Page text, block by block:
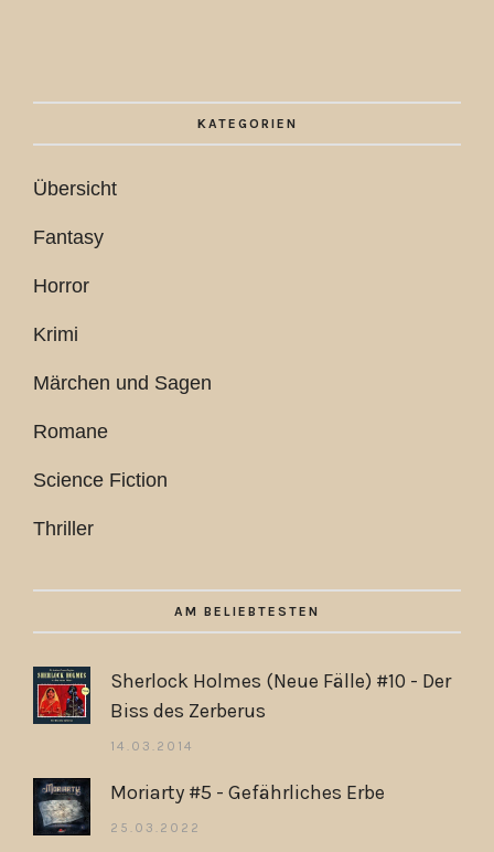
KATEGORIEN
Übersicht
Fantasy
Horror
Krimi
Märchen und Sagen
Romane
Science Fiction
Thriller
AM BELIEBTESTEN
Sherlock Holmes (Neue Fälle) #10 - Der
Biss des Zerberus
14.03.2014
Moriarty #5 - Gefährliches Erbe
25.03.2022